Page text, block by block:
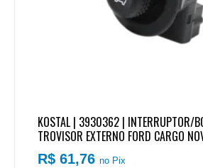
KOSTAL | 3930362 | INTERRUPTOR/
TROVISOR EXTERNO FORD CARGO
TRANSIT (7 TERMINAIS)
R$ 61,76no Pix